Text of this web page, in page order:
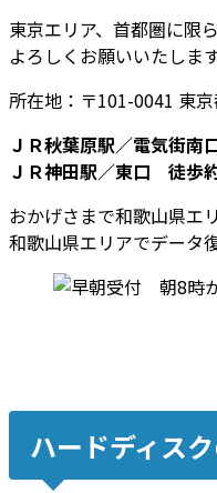
東京エリア、首都圏に限
よろしくお願いいたします
所在地：〒101-0041 東
ＪＲ秋葉原駅／電気街
ＪＲ神田駅／東口 徒歩
おかげさまで和歌山県エ
和歌山県エリアでデータ
ハードディス